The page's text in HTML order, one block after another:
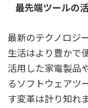
最先端ツールの
最新のテクノロジ
生活はより豊かで
活用した家電製品
るソフトウェアツ
す変革は計り知れ